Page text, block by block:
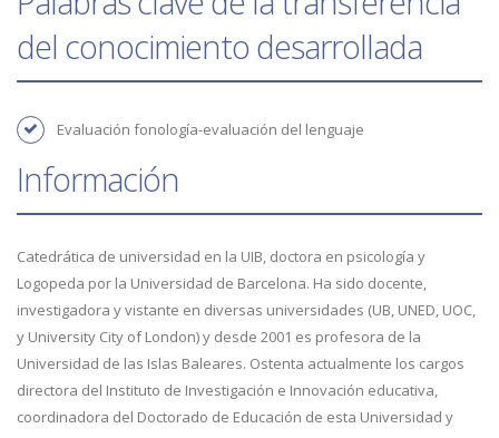
del conocimiento desarrollada
evaluación fonología-evaluación del lenguaje
Información
Catedrática de universidad en la UIB, doctora en psicología y
Logopeda por la Universidad de Barcelona. Ha sido docente,
investigadora y vistante en diversas universidades (UB, UNED, UOC,
y University City of London) y desde 2001 es profesora de la
Universidad de las Islas Baleares. Ostenta actualmente los cargos
directora del Instituto de Investigación e Innovación educativa,
coordinadora del Doctorado de Educación de esta Universidad y